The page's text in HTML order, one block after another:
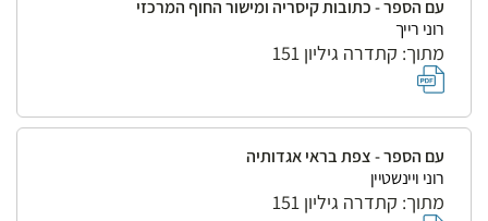
עם הספר - כתובות קיסריה ומישור החוף המרכזי
רוני רייך
מתוך: קתדרה גיליון 151
עם הספר - צפת בראי אגדותיה
רוני ויינשטיין
מתוך: קתדרה גיליון 151